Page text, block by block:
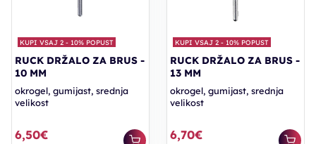
KUPI VSAJ 2 - 10% POPUST
RUCK DRŽALO ZA BRUS -
10 MM
okrogel, gumijast, srednja
velikost
6,50€
KUPI VSAJ 2 - 10% POPUST
RUCK DRŽALO ZA BRUS -
13 MM
okrogel, gumijast, srednja
velikost
6,70€